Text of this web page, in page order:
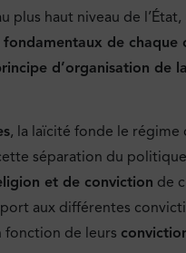
haut niveau de
de chaque
d’organisation de
, la laïcité fonde le régime
séparation du
et de conviction de
aux différentes
fonction de leurs